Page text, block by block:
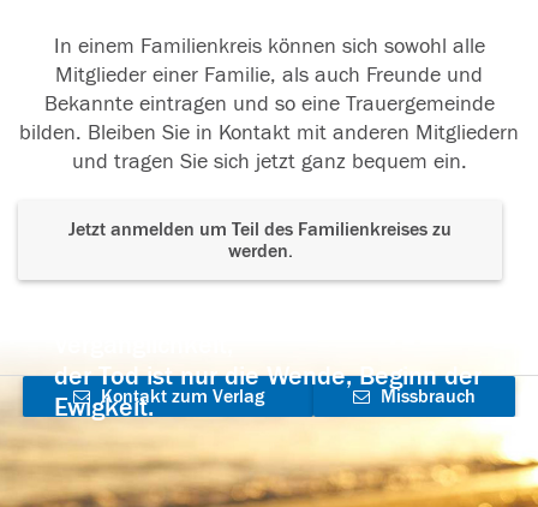
In einem Familienkreis können sich sowohl alle
Mitglieder einer Familie, als auch Freunde und
Bekannte eintragen und so eine Trauergemeinde
bilden. Bleiben Sie in Kontakt mit anderen Mitgliedern
und tragen Sie sich jetzt ganz bequem ein.
Jetzt anmelden um Teil des Familienkreises zu
werden.
der Tod ist nur die Wende, Beginn der
Ewigkeit.
Kontakt zum Verlag
aufnehmen
Missbrauch